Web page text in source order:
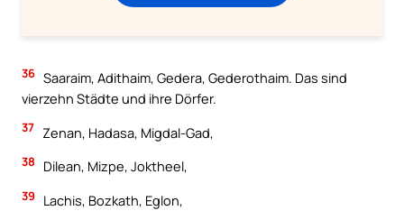
36 Saaraim, Adithaim, Gedera, Gederothaim. Das sind
vierzehn Städte und ihre Dörfer.
37 Zenan, Hadasa, Migdal-Gad,
38 Dilean, Mizpe, Joktheel,
39 Lachis, Bozkath, Eglon,